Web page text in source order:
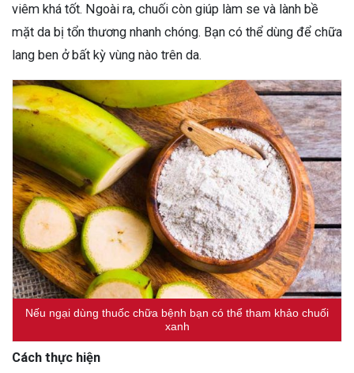
viêm khá tốt. Ngoài ra, chuối còn giúp làm se và lành bề
mặt da bị tổn thương nhanh chóng. Bạn có thể dùng để chữa
lang ben ở bất kỳ vùng nào trên da.
Nếu ngại dùng thuốc chữa bệnh bạn có thể tham khảo chuối
xanh
Cách thực hiện